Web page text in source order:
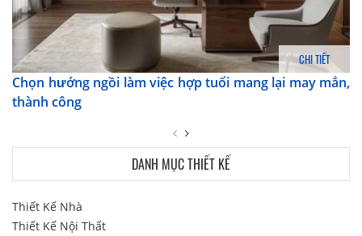
CHI TIẾT
Chọn hướng ngồi làm việc hợp tuổi mang lại may mắn,
thành công
DANH MỤC THIẾT KẾ
Thiết Kế Nhà
Thiết Kế Nội Thất